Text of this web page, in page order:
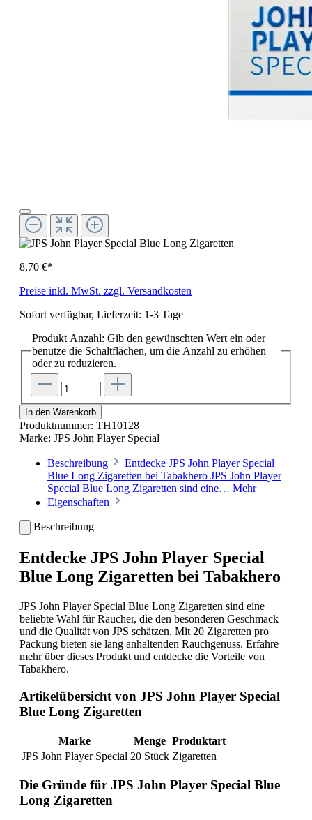
8,70 €*
Preise inkl. MwSt. zzgl. Versandkosten
Sofort verfügbar, Lieferzeit: 1-3 Tage
Produkt Anzahl: Gib den gewünschten Wert ein oder
benutze die Schaltflächen, um die Anzahl zu erhöhen
oder zu reduzieren.
In den Warenkorb
Produktnummer: TH10128
Marke: JPS John Player Special
Beschreibung
Entdecke JPS John Player Special
Blue Long Zigaretten bei Tabakhero JPS John Player
Special Blue Long Zigaretten sind eine… Mehr
Eigenschaften
Beschreibung
Entdecke JPS John Player Special
Blue Long Zigaretten bei Tabakhero
JPS John Player Special Blue Long Zigaretten sind eine
beliebte Wahl für Raucher, die den besonderen Geschmack
und die Qualität von JPS schätzen. Mit 20 Zigaretten pro
Packung bieten sie lang anhaltenden Rauchgenuss. Erfahre
mehr über dieses Produkt und entdecke die Vorteile von
Tabakhero.
Artikelübersicht von JPS John Player Special
Blue Long Zigaretten
Marke Menge Produktart
JPS John Player Special 20 Stück Zigaretten
Die Gründe für JPS John Player Special Blue
Long Zigaretten